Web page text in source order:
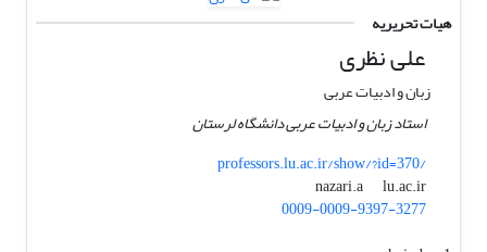
هیات تحریریه
علی نظری
زبان و ادبیات عربی
استاد زبان و ادبیات عربی دانشگاه لرستان
professors.lu.ac.ir/show/?id=370/
nazari.a
lu.ac.ir
0009-0009-9397-3277